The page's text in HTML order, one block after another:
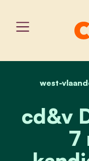
west-
cd&v
7